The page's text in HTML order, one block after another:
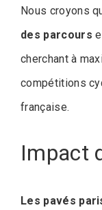
Nous croyons
des parcours
cherchant à
compétitions
française.
Impact
Les pavés